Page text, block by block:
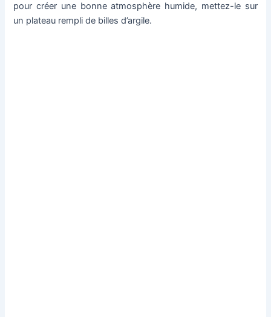
pour créer une bonne atmosphère humide, mettez-le sur
un plateau rempli de billes d’argile.